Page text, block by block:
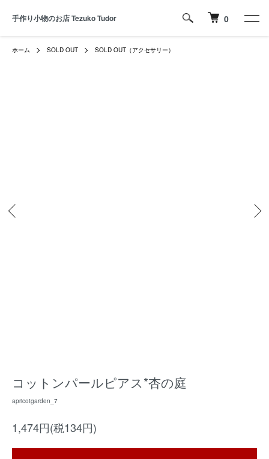
手作り小物のお店 Tezuko Tudor 0
ホーム SOLD OUT SOLD OUT（アクセサリー）
コットンパールピアス*杏の庭
apricotgarden_7
1,474円(税134円)